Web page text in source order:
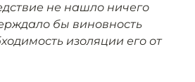
не нашло ничего
бы виновность
изоляции его от